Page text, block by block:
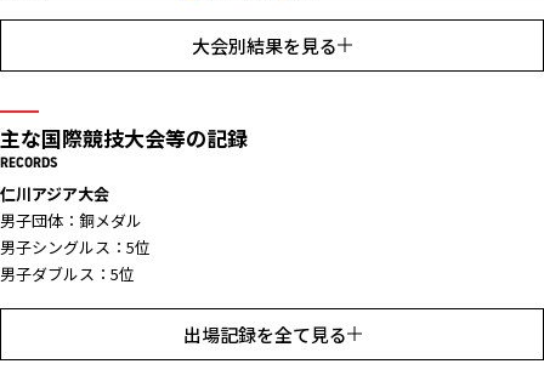
大会別結果を見る
主な国際競技大会等の記録
RECORDS
仁川アジア大会
男子団体：銅メダル
男子シングルス：5位
男子ダブルス：5位
出場記録を全て見る